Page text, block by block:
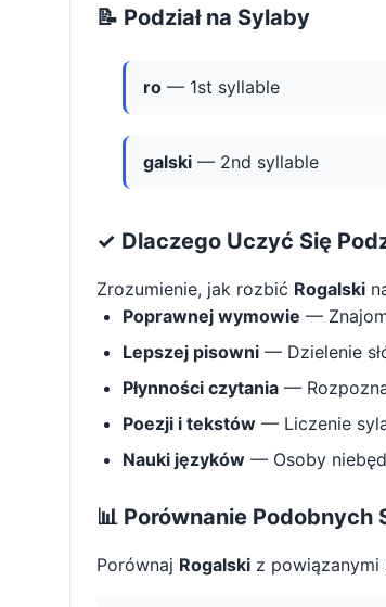
📝 Podział na Sylaby
ro — 1st syllable
galski — 2nd syllable
✓ Dlaczego Uczyć Się
Zrozumienie, jak rozbić Rogalski
Poprawnej wymowie —
Lepszej pisowni — Dzielenie
Płynności czytania —
Poezji i tekstów — Liczenie
Nauki języków — Osoby
📊 Porównanie Podobnych
Porównaj Rogalski z powiązanymi